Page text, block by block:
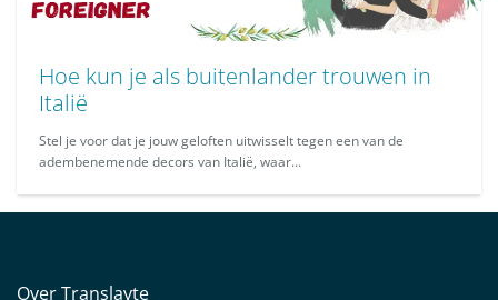
Hoe kun je als buitenlander trouwen in
Italië
Stel je voor dat je jouw geloften uitwisselt tegen een van de
adembenemende decors van Italië, waar...
Over Translayte